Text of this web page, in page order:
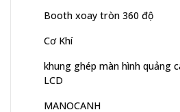
Booth xoay tròn 360 độ
Cơ Khí
khung ghép màn hình quảng
LCD
MANOCANH